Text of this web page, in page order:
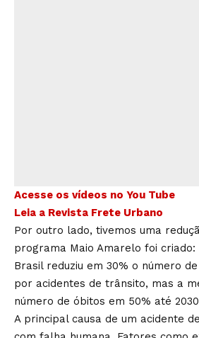
Acesse os vídeos no You Tube
Leia a Revista Frete Urbano
Por outro lado, tivemos uma
programa Maio Amarelo foi criado:
Brasil reduziu em 30% o número
por acidentes de trânsito, mas a
número de óbitos em 50% até
A principal causa de um acidente